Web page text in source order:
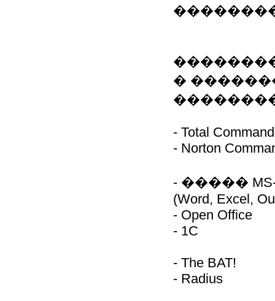
�
- Total
- Norton
- ����� MS-
(Word, Excel,
- Open Office
- 1C
- The BAT!
- Radius